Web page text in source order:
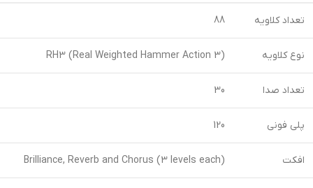
تعداد کلاویه 88
نوع کلاویه RH3 (Real Weighted Hammer Action 3)
تعداد صدا 30
پلی فونی 120
افکت Brilliance, Reverb and Chorus (3 levels each)